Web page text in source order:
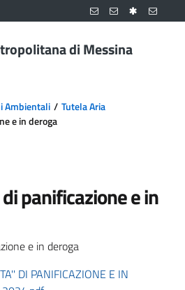
di Messina
Ambientali
Tutela Aria
e in deroga
panificazione e in
e in deroga
DI PANIFICAZIONE E IN